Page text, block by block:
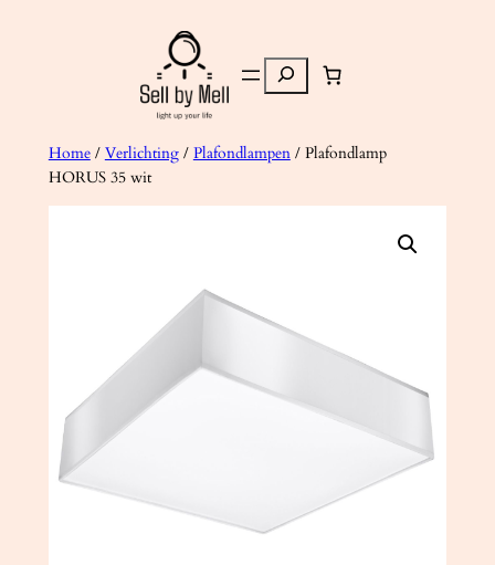
Zoeken
Home/ Verlichting/ Plafondlampen/ Plafondlamp
HORUS 35 wit